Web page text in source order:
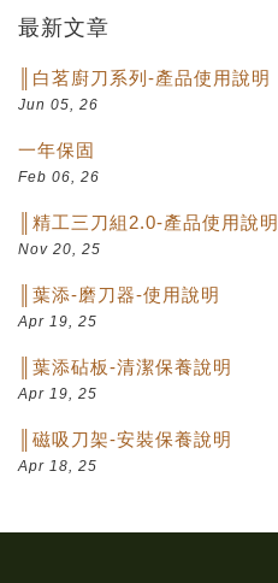
最新文章
║白茗廚刀系列-產品使用說明
Jun 05, 26
一年保固
Feb 06, 26
║精工三刀組2.0-產品使用說明
Nov 20, 25
║葉添-磨刀器-使用說明
Apr 19, 25
║葉添砧板-清潔保養說明
Apr 19, 25
║磁吸刀架-安裝保養說明
Apr 18, 25